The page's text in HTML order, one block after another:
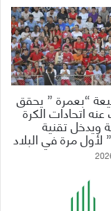
“بعمرة ” يحقق
اتحادات الكرة
ويدخل تقنية